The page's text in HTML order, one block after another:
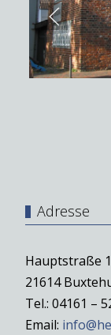
Adresse
Hauptstraße
21614
Tel.: 04161 –
Email: